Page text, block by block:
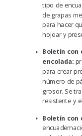
tipo de
de grapas
para hacer
hojear y
Boletín con
encolada:
para crear
número de
grosor. Se
resistente y
Boletín con